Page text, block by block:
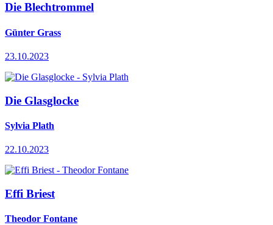
Die Blechtrommel
Günter Grass
23.10.2023
Die Glasglocke
Sylvia Plath
22.10.2023
Effi Briest
Theodor Fontane